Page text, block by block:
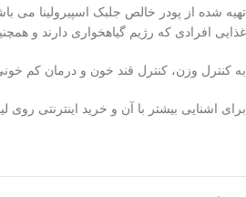
تهیه شده از پودر خالص جلبک اسپیرولینا می
غذایی افرادی که رژیم گیاهخواری دارند و
به کنترل وزن، کنترل قند خون و درمان کم
برای اشنایی بیشتر با آن و خرید اینترنتی روی